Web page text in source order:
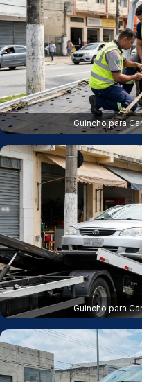
Guincho para
Guincho para